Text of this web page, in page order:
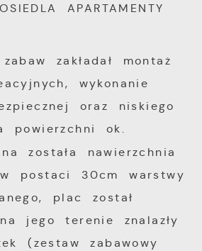
APARTAMENTY
zakładał montaż
wykonanie
oraz niskiego
powierzchni ok.
została nawierzchnia
postaci 30cm warstwy
plac został
jego terenie znalazły
(zestaw zabawowy
większej ilości
pozwalają na uzyskanie
wykorzystywania
miejsca oraz
internetowych pod
wśród
informacje są
zanonimizowanej.
na analityczne pliki
dostępność wszystkich
plikom cookies
naszych partnerów.
cookies służą do
naszych komunikatów na
Twoich upodobań oraz
dotyczących przeglądanej